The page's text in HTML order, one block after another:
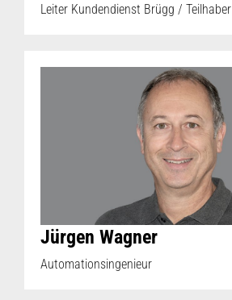
Leiter Kundendienst Brügg / Teilhaber
Jürgen Wagner
Automationsingenieur